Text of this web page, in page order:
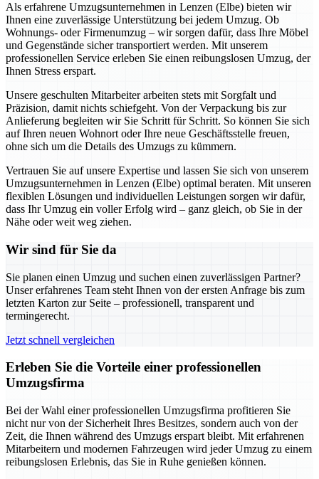
Als erfahrene Umzugsunternehmen in Lenzen (Elbe) bieten wir
Ihnen eine zuverlässige Unterstützung bei jedem Umzug. Ob
Wohnungs- oder Firmenumzug – wir sorgen dafür, dass Ihre Möbel
und Gegenstände sicher transportiert werden. Mit unserem
professionellen Service erleben Sie einen reibungslosen Umzug, der
Ihnen Stress erspart.
Unsere geschulten Mitarbeiter arbeiten stets mit Sorgfalt und
Präzision, damit nichts schiefgeht. Von der Verpackung bis zur
Anlieferung begleiten wir Sie Schritt für Schritt. So können Sie sich
auf Ihren neuen Wohnort oder Ihre neue Geschäftsstelle freuen,
ohne sich um die Details des Umzugs zu kümmern.
Vertrauen Sie auf unsere Expertise und lassen Sie sich von unserem
Umzugsunternehmen in Lenzen (Elbe) optimal beraten. Mit unseren
flexiblen Lösungen und individuellen Leistungen sorgen wir dafür,
dass Ihr Umzug ein voller Erfolg wird – ganz gleich, ob Sie in der
Nähe oder weit weg ziehen.
Wir sind für Sie da
Sie planen einen Umzug und suchen einen zuverlässigen Partner?
Unser erfahrenes Team steht Ihnen von der ersten Anfrage bis zum
letzten Karton zur Seite – professionell, transparent und
termingerecht.
Jetzt schnell vergleichen
Erleben Sie die Vorteile einer professionellen
Umzugsfirma
Bei der Wahl einer professionellen Umzugsfirma profitieren Sie
nicht nur von der Sicherheit Ihres Besitzes, sondern auch von der
Zeit, die Ihnen während des Umzugs erspart bleibt. Mit erfahrenen
Mitarbeitern und modernen Fahrzeugen wird jeder Umzug zu einem
reibungslosen Erlebnis, das Sie in Ruhe genießen können.